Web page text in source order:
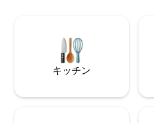
キッチン